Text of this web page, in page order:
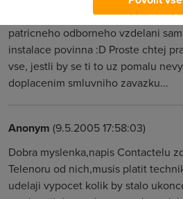
druhyho konce do splitteru, coz, jak
patricneho odborneho vzdelani
instalace povinna :D Proste chtej
vse, jestli by se ti to uz pomalu
doplacenim smluvniho zavazku...
Anonym (9.5.2005 17:58:03)
Dobra myslenka,napis Contactelu
Telenoru od nich,musis platit
udelaji vypocet kolik by stalo